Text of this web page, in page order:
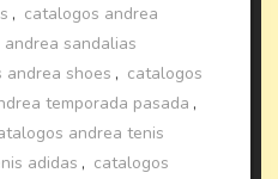
, catalogos andrea
sandalias
andrea shoes , catalogos
temporada pasada ,
andrea tenis
adidas , catalogos